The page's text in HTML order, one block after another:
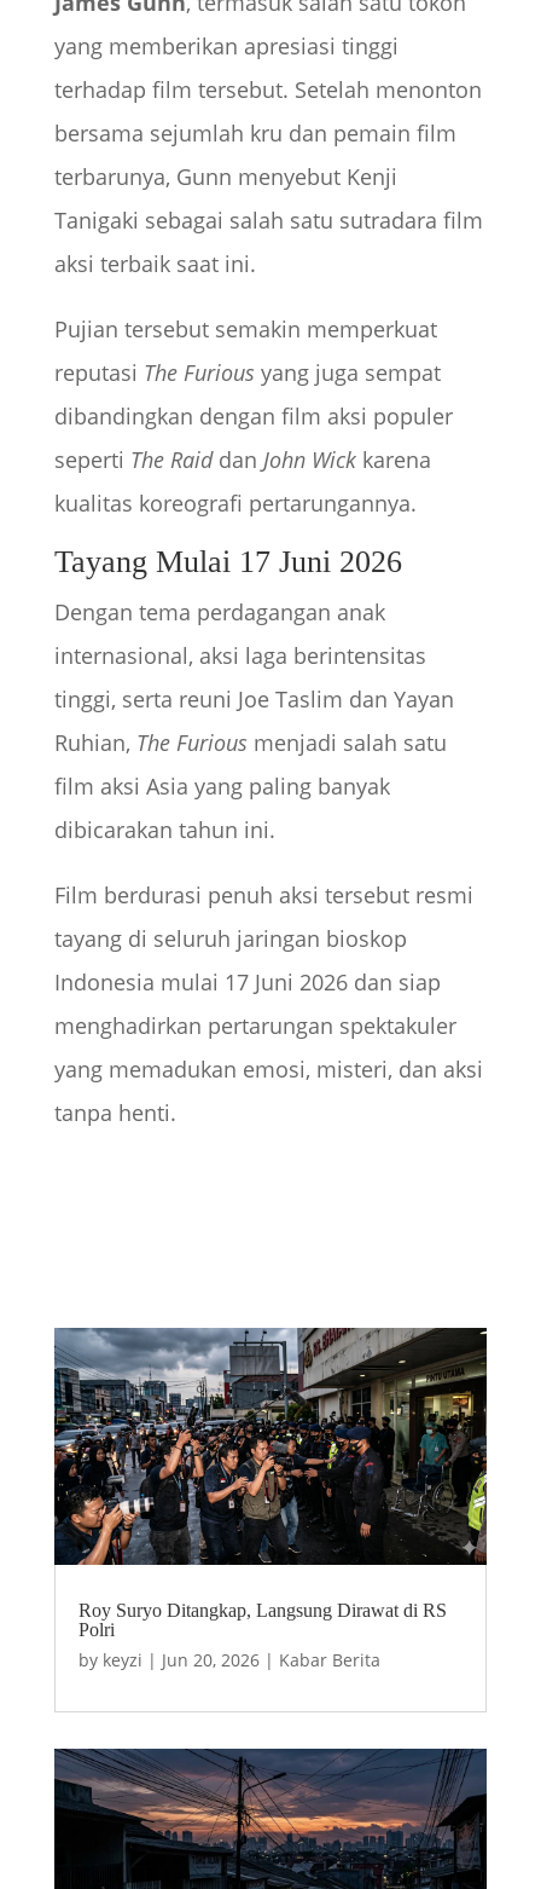
yang memberikan apresiasi tinggi
terhadap film tersebut. Setelah menonton
bersama sejumlah kru dan pemain film
terbarunya, Gunn menyebut Kenji
Tanigaki sebagai salah satu sutradara film
aksi terbaik saat ini.
Pujian tersebut semakin memperkuat
reputasi The Furious yang juga sempat
dibandingkan dengan film aksi populer
seperti The Raiddan John Wickkarena
kualitas koreografi pertarungannya.
Tayang Mulai 17 Juni 2026
Dengan tema perdagangan anak
internasional, aksi laga berintensitas
tinggi, serta reuni Joe Taslim dan Yayan
Ruhian, The Furious menjadi salah satu
film aksi Asia yang paling banyak
dibicarakan tahun ini.
Film berdurasi penuh aksi tersebut resmi
tayang di seluruh jaringan bioskop
Indonesia mulai 17 Juni 2026 dan siap
menghadirkan pertarungan spektakuler
yang memadukan emosi, misteri, dan aksi
tanpa henti.
Roy Suryo Ditangkap, Langsung Dirawat di RS
Polri
by keyzi | Jun 20, 2026| Kabar Berita